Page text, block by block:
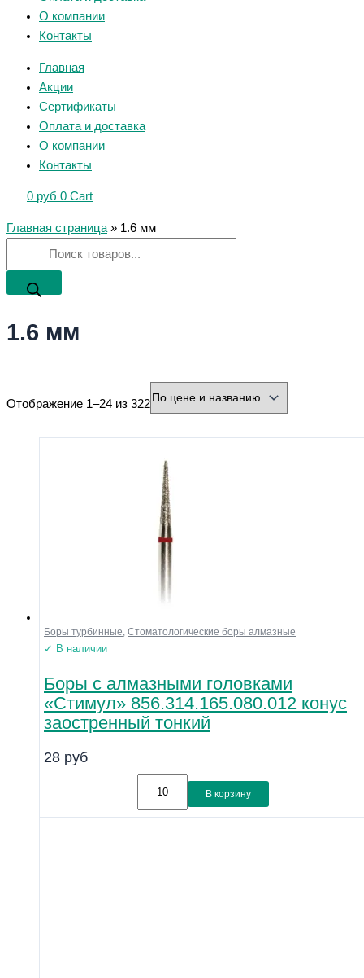
О компании
Контакты
Главная
Акции
Сертификаты
Оплата и доставка
О компании
Контакты
0 руб 0 Cart
Главная страница » 1.6 мм
1.6 мм
максимальная цена
Бренд
Зернистость
Диаметр рабочей части (мм)
Напряжение
Размер
Материал
Совместимость
Отображение 1–24 из 322
Боры турбинные, Стоматологические боры алмазные
✓ В наличии
Боры с алмазными головками
«Стимул» 856.314.165.080.012 конус
заостренный тонкий
28 руб
В корзину